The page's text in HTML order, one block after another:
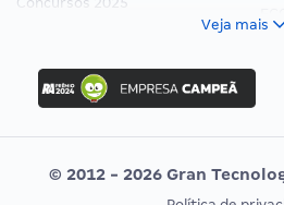
Concurso Ibama
Concurso MPU
Editais publicados
Veja mais
© 2012 - 2026 Gran